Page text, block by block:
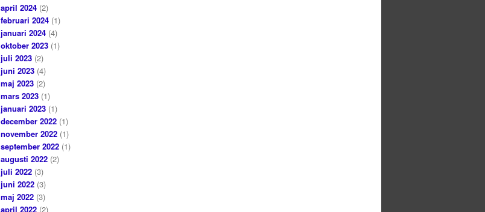
april 2024(2)
februari 2024(1)
januari 2024(4)
oktober 2023(1)
juli 2023(2)
juni 2023(4)
maj 2023(2)
mars 2023(1)
januari 2023(1)
december 2022(1)
november 2022(1)
september 2022(1)
augusti 2022(2)
juli 2022(3)
juni 2022(3)
maj 2022(3)
april 2022(2)